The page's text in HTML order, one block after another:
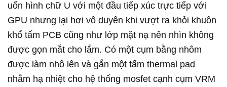
uốn hình chữ U với một đầu tiếp xúc trực tiếp với
GPU nhưng lại hơi vô duyên khi vượt ra khỏi khuôn
khổ tấm PCB cũng như lớp mặt nạ nên nhìn không
được gọn mắt cho lắm. Có một cụm bằng nhôm
được làm nhô lên và gắn một tấm thermal pad
nhằm hạ nhiệt cho hệ thống mosfet cạnh cụm VRM